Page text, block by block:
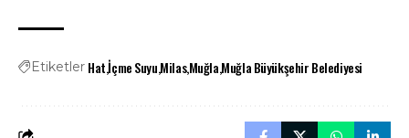
Etiketler Hatİçme SuyuMilasMuğlaMuğla Büyükşehir Belediyesi